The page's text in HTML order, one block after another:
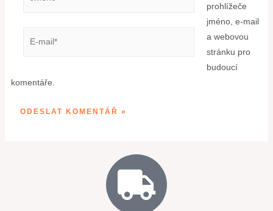
prohlížeče
jméno, e-mail
a webovou
stránku pro
budoucí
komentáře.